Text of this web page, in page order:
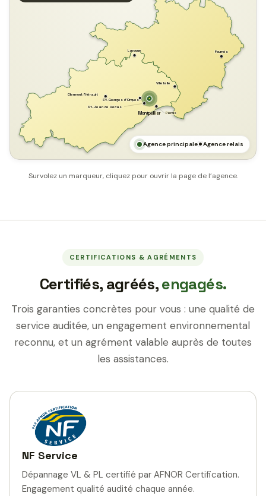
Montpellier Pérols
Laroque Fournès
Villetelle
St-Georges d'Orques
Clermont l'Hérault
St-Jean de Védas
Agence principale Agence relais
Survolez un marqueur, cliquez pour ouvrir la page de l’agence.
CERTIFICATIONS & AGRÉMENTS
Certifiés, agréés,engagés.
Trois garanties concrètes pour vous : une qualité de
service auditée, un engagement environnemental
reconnu, et un agrément valable auprès de toutes
les assistances.
NF Service
Dépannage VL & PL certifié par AFNOR Certification.
Engagement qualité audité chaque année.